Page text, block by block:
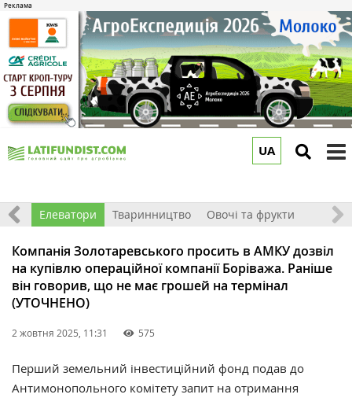
UA
Елеватори Тваринництво Овочі та фрукти
Компанія Золотаревського просить в АМКУ дозвіл
на купівлю операційної компанії Боріважа. Раніше
він говорив, що не має грошей на термінал
(УТОЧНЕНО)
2 жовтня 2025, 11:31 575
Перший земельний інвестиційний фонд подав до
Антимонопольного комітету запит на отримання